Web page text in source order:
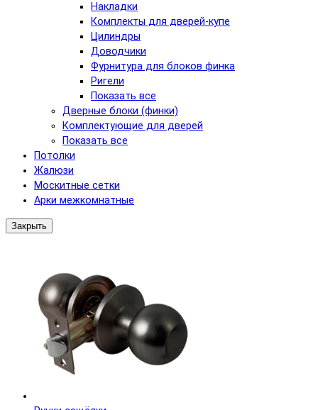
Накладки
Комплекты для дверей-купе
Цилиндры
Доводчики
Фурнитура для блоков финка
Ригели
Показать все
Дверные блоки (финки)
Комплектующие для дверей
Показать все
Потолки
Жалюзи
Москитные сетки
Арки межкомнатные
Закрыть